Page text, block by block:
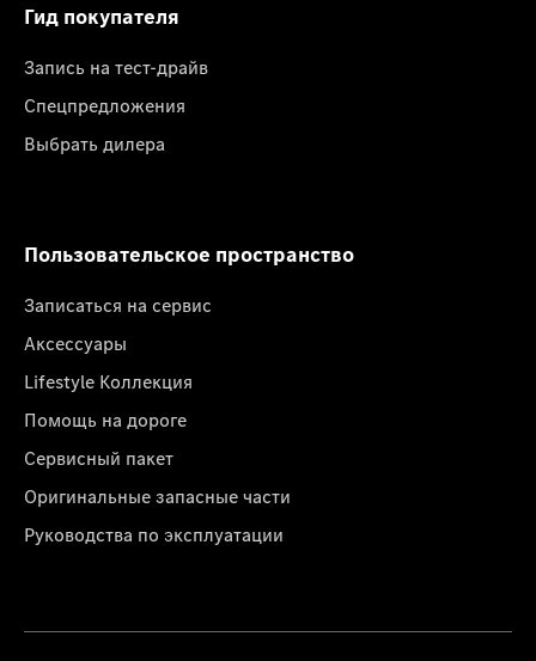
Гид покупателя
Запись на тест-драйв
Спецпредложения
Выбрать дилера
Пользовательское пространство
Записаться на сервис
Аксессуары
Lifestyle Коллекция
Помощь на дороге
Сервисный пакет
Оригинальные запасные части
Руководства по эксплуатации